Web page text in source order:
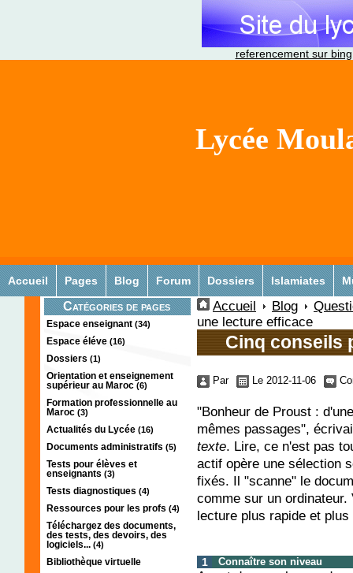
referencement sur bing
Lycée
Accueil Pages Blog Forum Dossiers Islamiates
Catégories de pages
Espace enseignant (34)
Espace éléve (16)
Dossiers (1)
Orientation et enseignement
supérieur au Maroc (6)
Formation professionnelle au
Maroc (3)
Actualités du Lycée (16)
Documents administratifs (5)
Tests pour élèves et
enseignants (3)
Tests diagnostiques (4)
Ressources pour les profs (4)
Téléchargez des documents,
des tests, des devoirs, des
logiciels... (4)
Bibliothèque virtuelle
Accueil Blog
une lecture efficace
Cinq conseils
Par Le 2012-11-06
"Bonheur de Proust :
mêmes passages",
texte. Lire, ce n'est pas
actif opère une sélection
fixés. Il "scanne" le
comme sur un
lecture plus rapide et
1 Connaître son niveau